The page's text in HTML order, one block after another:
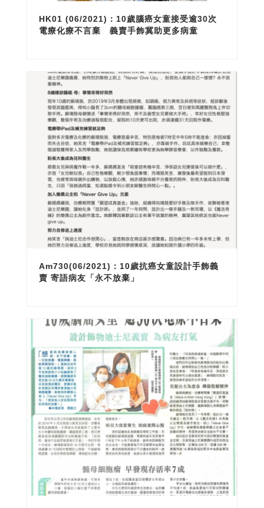
HK01 (06/2021)：10歲腦癌女童接受逾30次
電療化療不言棄 義賣手飾冀助更多病童
Am730(06/2021)：10歲抗癌女童設計手飾義
賣 寄語病友「永不放棄」